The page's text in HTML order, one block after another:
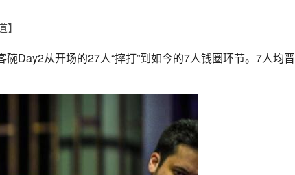
】
Day2从开场的27人“摔打”到如今的7人钱圈环节。7人均晋